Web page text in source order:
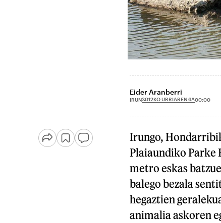
Eider Aranberri
IRUN2012KO URRIAREN 6A00:00
Irungo,
Plaiaundiko Parke
metro eskas
balego bezala
hegaztien
animalia askoren